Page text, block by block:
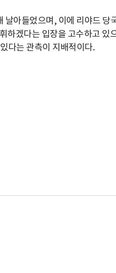
날아들었으며, 이에 리야드 당
하겠다는 입장을 고수하고 있
다는 관측이 지배적이다.